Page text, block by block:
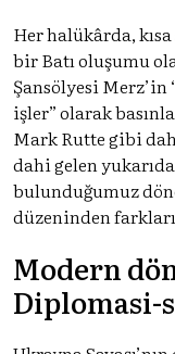
Her halükârda,
bir Batı oluşumu
Şansölyesi Merz’in
işler” olarak
Mark Rutte gibi
dahi gelen
bulunduğumuz
düzeninden
Modern
Diplomasi-